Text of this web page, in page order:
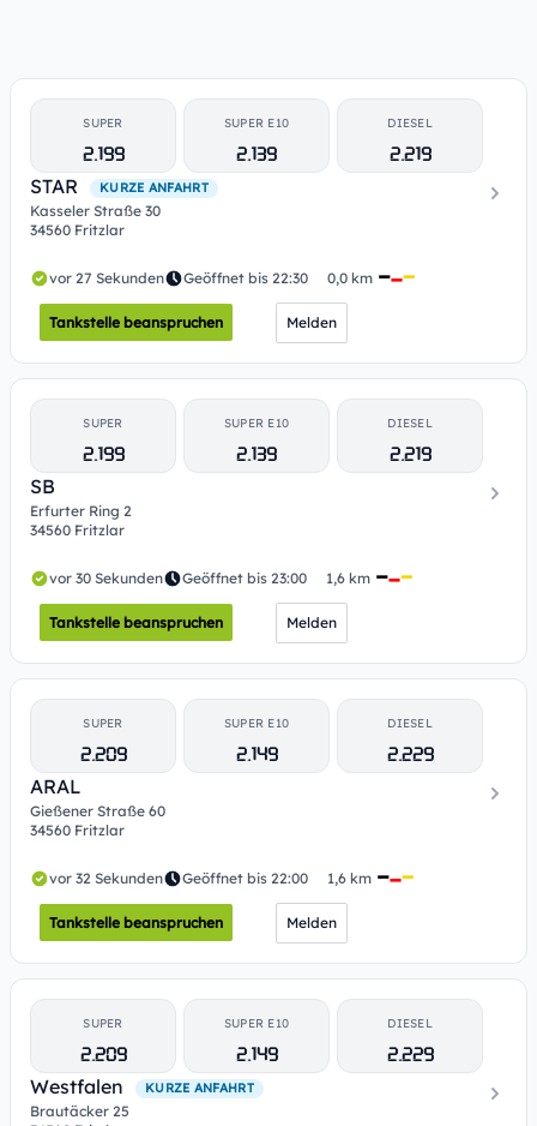
SUPER
2.199
SUPER E10
2.139
DIESEL
2.219
STAR
KURZE ANFAHRT
Kasseler Straße 30
34560 Fritzlar
vor 27 Sekunden Geöffnet bis 22:30 0,0 km
Tankstelle beanspruchen Melden
SUPER
2.199
SUPER E10
2.139
DIESEL
2.219
SB
Erfurter Ring 2
34560 Fritzlar
vor 30 Sekunden Geöffnet bis 23:00 1,6 km
Tankstelle beanspruchen Melden
SUPER
2.209
SUPER E10
2.149
DIESEL
2.229
ARAL
Gießener Straße 60
34560 Fritzlar
vor 32 Sekunden Geöffnet bis 22:00 1,6 km
Tankstelle beanspruchen Melden
SUPER
2.209
SUPER E10
2.149
DIESEL
2.229
Westfalen
KURZE ANFAHRT
Brautäcker 25